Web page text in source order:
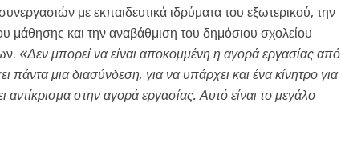
με εκπαιδευτικά ιδρύματα του εξωτερικού, την
μάθησης και την αναβάθμιση του δημόσιου σχολείου
«Δεν μπορεί να είναι αποκομμένη η αγορά εργασίας από
πάντα μια διασύνδεση, για να υπάρχει και ένα κίνητρο για
στην αγορά εργασίας. Αυτό είναι το μεγάλο